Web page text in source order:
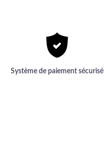
Système de paiement sécurisé